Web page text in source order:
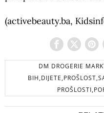
(activebeauty.ba,
DM DROGERIE